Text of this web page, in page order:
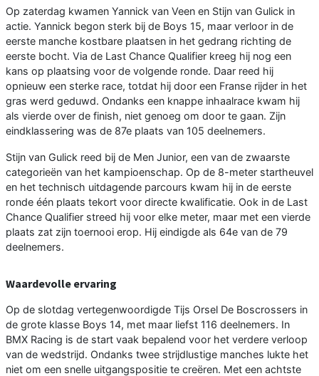
Op zaterdag kwamen Yannick van Veen en Stijn van Gulick in
actie. Yannick begon sterk bij de Boys 15, maar verloor in de
eerste manche kostbare plaatsen in het gedrang richting de
eerste bocht. Via de Last Chance Qualifier kreeg hij nog een
kans op plaatsing voor de volgende ronde. Daar reed hij
opnieuw een sterke race, totdat hij door een Franse rijder in het
gras werd geduwd. Ondanks een knappe inhaalrace kwam hij
als vierde over de finish, niet genoeg om door te gaan. Zijn
eindklassering was de 87e plaats van 105 deelnemers.
Stijn van Gulick reed bij de Men Junior, een van de zwaarste
categorieën van het kampioenschap. Op de 8-meter startheuvel
en het technisch uitdagende parcours kwam hij in de eerste
ronde één plaats tekort voor directe kwalificatie. Ook in de Last
Chance Qualifier streed hij voor elke meter, maar met een vierde
plaats zat zijn toernooi erop. Hij eindigde als 64e van de 79
deelnemers.
Waardevolle ervaring
Op de slotdag vertegenwoordigde Tijs Orsel De Boscrossers in
de grote klasse Boys 14, met maar liefst 116 deelnemers. In
BMX Racing is de start vaak bepalend voor het verdere verloop
van de wedstrijd. Ondanks twee strijdlustige manches lukte het
niet om een snelle uitgangspositie te creëren. Met een achtste